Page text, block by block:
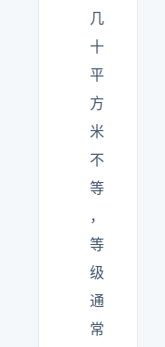
几
十
平
方
米
不
等
，
等
级
通
常